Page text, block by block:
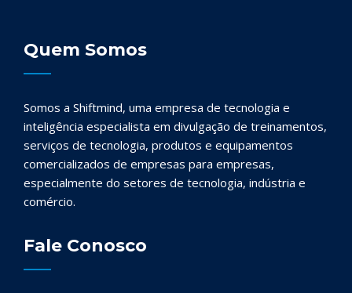
Quem Somos
Somos a Shiftmind, uma empresa de tecnologia e
inteligência especialista em divulgação de treinamentos,
serviços de tecnologia, produtos e equipamentos
comercializados de empresas para empresas,
especialmente do setores de tecnologia, indústria e
comércio.
Fale Conosco